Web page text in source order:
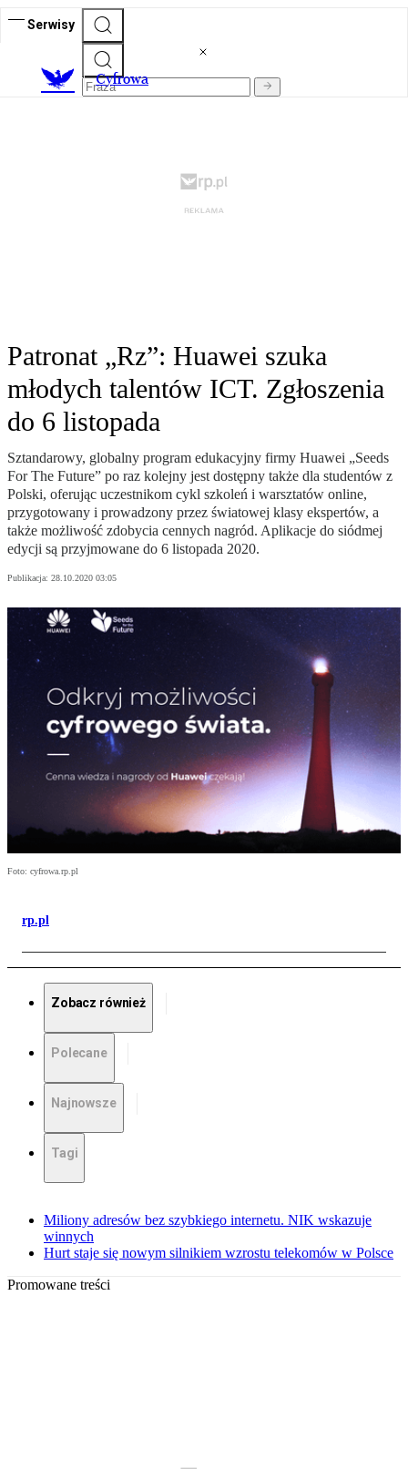
Serwisy
Cyfrowa
Patronat „Rz”: Huawei szuka
młodych talentów ICT. Zgłoszenia
do 6 listopada
Sztandarowy, globalny program edukacyjny firmy Huawei „Seeds
For The Future” po raz kolejny jest dostępny także dla studentów z
Polski, oferując uczestnikom cykl szkoleń i warsztatów online,
przygotowany i prowadzony przez światowej klasy ekspertów, a
także możliwość zdobycia cennych nagród. Aplikacje do siódmej
edycji są przyjmowane do 6 listopada 2020.
Publikacja: 28.10.2020 03:05
Foto: cyfrowa.rp.pl
rp.pl
Zobacz również
Polecane
Najnowsze
Tagi
Miliony adresów bez szybkiego internetu. NIK wskazuje
winnych
Hurt staje się nowym silnikiem wzrostu telekomów w Polsce
Promowane treści